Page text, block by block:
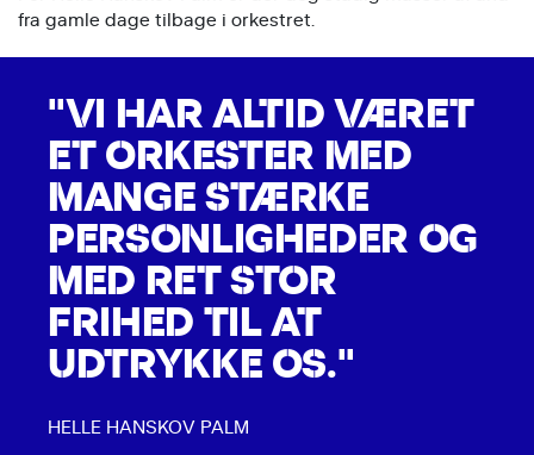
fra gamle dage tilbage i orkestret.
"VI HAR ALTID VÆRET
ET ORKESTER MED
MANGE STÆRKE
PERSONLIGHEDER OG
MED RET STOR
FRIHED TIL AT
UDTRYKKE OS."
HELLE HANSKOV PALM